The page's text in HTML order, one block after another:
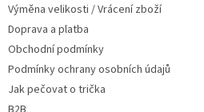
Výměna velikosti / Vrácení zboží
Doprava a platba
Obchodní podmínky
Podmínky ochrany osobních údajů
Jak pečovat o trička